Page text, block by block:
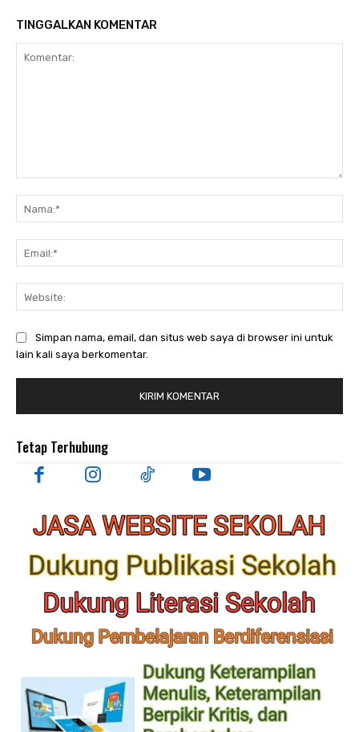
TINGGALKAN KOMENTAR
Simpan nama, email, dan situs web saya di browser ini untuk
lain kali saya berkomentar.
Tetap Terhubung